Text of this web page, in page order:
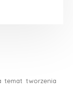
temat tworzenia